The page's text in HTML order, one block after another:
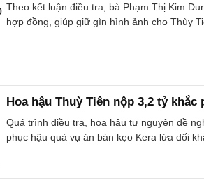
Theo kết luận điều tra, bà Phạm Thị Kim
hợp đồng, giúp giữ gìn hình ảnh cho Thùy
Hoa hậu Thuỳ Tiên nộp 3,2 tỷ khắc
Quá trình điều tra, hoa hậu tự nguyện đề
phục hậu quả vụ án bán kẹo Kera lừa dối